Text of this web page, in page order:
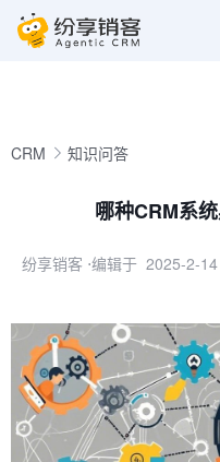
CRM 知识问答
哪种CRM系
纷享销客 ⋅编辑于 2025-2-